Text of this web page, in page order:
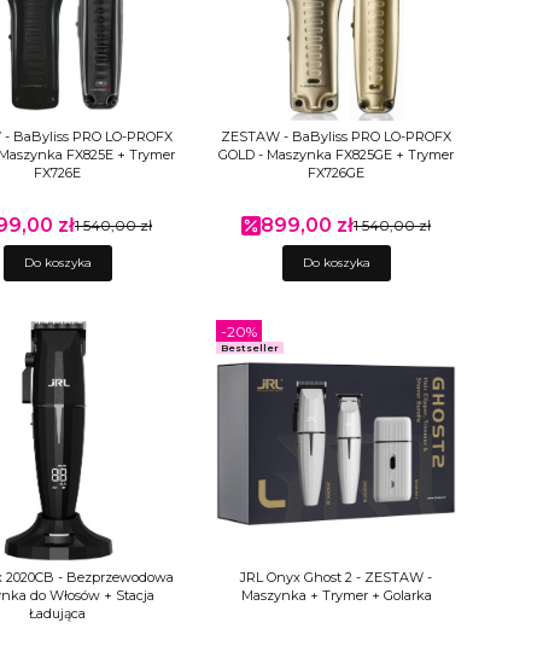
- BaByliss PRO LO-PROFX
FX825E + Trymer
FX726E
promocyjna
zł1 540,00 zł
Do koszyka
ZESTAW - BaByliss PRO LO-PROFX
GOLD - Maszynka FX825GE + Trymer
FX726GE
Cena promocyjna
899,00 zł1 540,00 zł
Do koszyka
2020CB - Bezprzewodowa
do Włosów + Stacja
Ładująca
Bestseller
JRL Onyx Ghost 2 - ZESTAW -
Maszynka + Trymer + Golarka
-20%